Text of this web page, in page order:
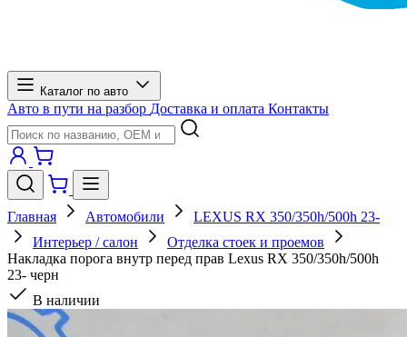
Каталог по авто
Авто в пути на разбор Доставка и оплата Контакты
Главная Автомобили
LEXUS RX 350/350h/500h 23-
Интерьер / салон
Отделка стоек и проемов
Накладка порога внутр перед прав Lexus RX 350/350h/500h
23- черн
В наличии